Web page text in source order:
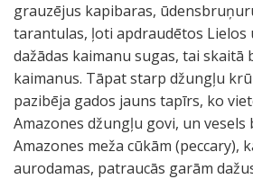
grauzējus kapibaras,
tarantulas, ļoti apdraudētos Lielos
dažādas kaimanu sugas, tai skaitā
kaimanus. Tāpat starp džungļu
pazibēja gados jauns tapīrs, ko
Amazones džungļu govi, un vesels
Amazones meža cūkām (peccary),
aurodamas, patraucās garām